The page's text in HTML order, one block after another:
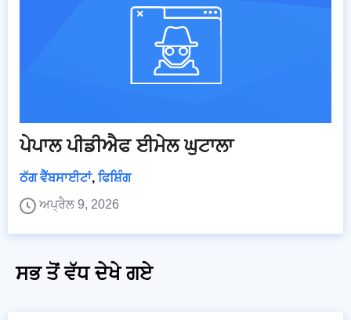
ਪੇਪਾਲ ਪੀਡੀਐਫ ਈਮੇਲ ਘੁਟਾਲਾ
ਠੱਗ ਵੈੱਬਸਾਈਟਾਂ, ਫਿਸ਼ਿੰਗ
ਅਪ੍ਰੈਲ 9, 2026
ਸਭ ਤੋਂ ਵੱਧ ਦੇਖੇ ਗਏ